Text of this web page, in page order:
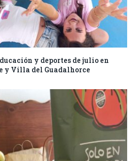
y deportes de julio en
y Villa del Guadalhorce